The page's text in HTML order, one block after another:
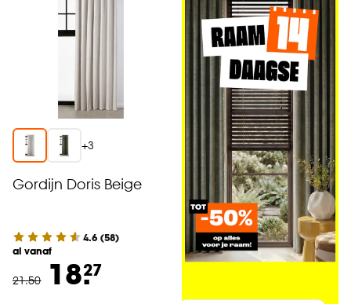
+3
Gordijn Doris Beige
4.6 (58)
al vanaf
21.50 18.27